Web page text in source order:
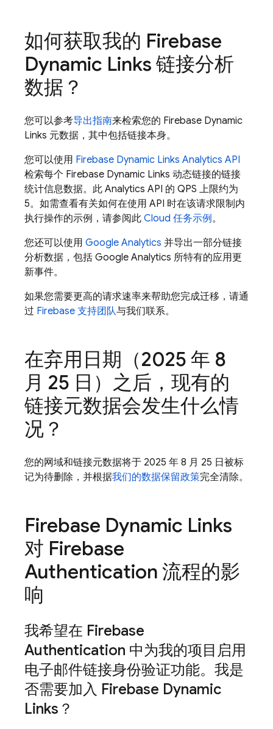
如何获取我的 Firebase
Dynamic Links 链接分析
数据？
您可以参考导出指南来检索您的 Firebase Dynamic
Links 元数据，其中包括链接本身。
您可以使用 Firebase Dynamic Links Analytics API
检索每个 Firebase Dynamic Links 动态链接的链接
统计信息数据。此 Analytics API 的 QPS 上限约为
5。如需查看有关如何在使用 API 时在该请求限制内
执行操作的示例，请参阅此 Cloud 任务示例。
您还可以使用 Google Analytics 并导出一部分链接
分析数据，包括 Google Analytics 所特有的应用更
新事件。
如果您需要更高的请求速率来帮助您完成迁移，请通
过 Firebase 支持团队与我们联系。
在弃用日期（2025 年 8
月 25 日）之后，现有的
链接元数据会发生什么情
况？
您的网域和链接元数据将于 2025 年 8 月 25 日被标
记为待删除，并根据我们的数据保留政策完全清除。
Firebase Dynamic Links
对 Firebase
Authentication 流程的影
响
我希望在 Firebase
Authentication 中为我的项目启用
电子邮件链接身份验证功能。我是
否需要加入 Firebase Dynamic
Links？